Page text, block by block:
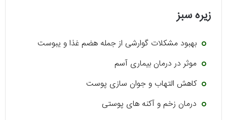
زیره سبز
بهبود مشکلات گوارشی از جمله هضم غذا و یبوست
موثر در درمان بیماری آسم
کاهش التهاب و جوان سازی پوست
درمان زخم و آکنه های پوستی